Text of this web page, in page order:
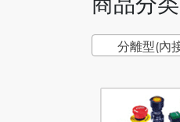
分離型(內